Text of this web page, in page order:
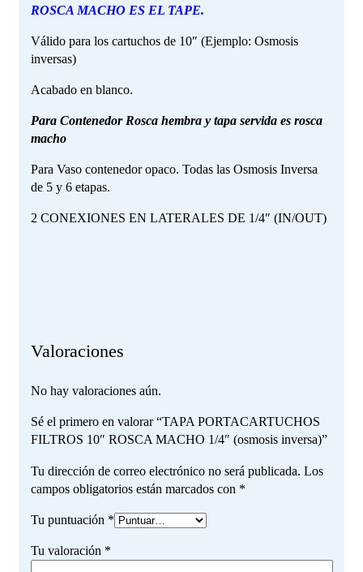
ROSCA MACHO ES EL TAPE.
Válido para los cartuchos de 10″ (Ejemplo: Osmosis
inversas)
Acabado en blanco.
Para Contenedor Rosca hembra y tapa servida es rosca
macho
Para Vaso contenedor opaco. Todas las Osmosis Inversa
de 5 y 6 etapas.
2 CONEXIONES EN LATERALES DE 1/4″ (IN/OUT)
Valoraciones
No hay valoraciones aún.
Sé el primero en valorar “TAPA PORTACARTUCHOS
FILTROS 10″ ROSCA MACHO 1/4″ (osmosis inversa)”
Tu dirección de correo electrónico no será publicada. Los
campos obligatorios están marcados con *
Tu puntuación *
Tu valoración *